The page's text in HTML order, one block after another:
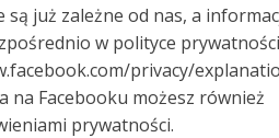
są już zależne od nas, a
w polityce prywatności
privacy/
na Facebooku możesz również
prywatności.